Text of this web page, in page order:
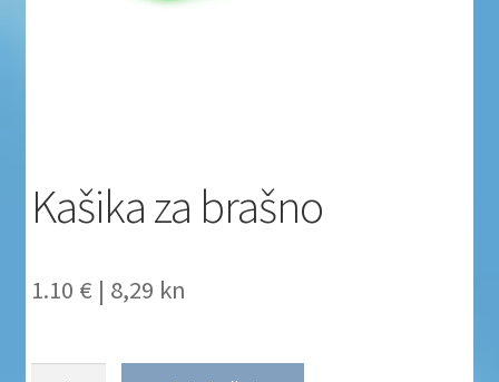
Zaštita privatnosti i uvjeti poslovanja
Kašika za brašno
1.10 € | 8,29 kn
Količina